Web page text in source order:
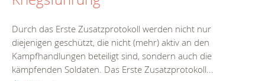
Durch das Erste Zusatzprotokoll werden nicht nur
diejenigen geschützt, die nicht (mehr) aktiv an den
Kampfhandlungen beteiligt sind, sondern auch die
kämpfenden Soldaten. Das Erste Zusatzprotokoll...